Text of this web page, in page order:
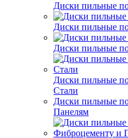
Диски пильные
Диски пильные
Диски пильные
Диски пильные
Стали
Диски пильные
Панелям